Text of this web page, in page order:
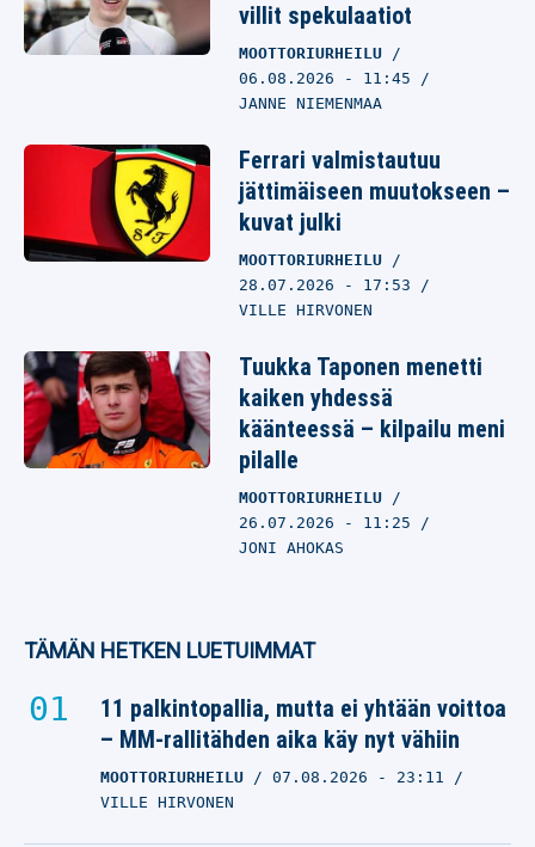
villit spekulaatiot
MOOTTORIURHEILU
06.08.2026 - 11:45
JANNE NIEMENMAA
Ferrari valmistautuu
jättimäiseen muutokseen –
kuvat julki
MOOTTORIURHEILU
28.07.2026 - 17:53
VILLE HIRVONEN
Tuukka Taponen menetti
kaiken yhdessä
käänteessä – kilpailu meni
pilalle
MOOTTORIURHEILU
26.07.2026 - 11:25
JONI AHOKAS
TÄMÄN HETKEN LUETUIMMAT
11 palkintopallia, mutta ei yhtään voittoa
– MM-rallitähden aika käy nyt vähiin
MOOTTORIURHEILU 07.08.2026 - 23:11
VILLE HIRVONEN